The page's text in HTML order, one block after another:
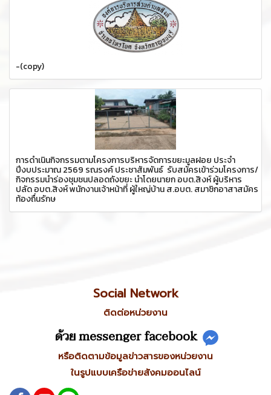
-(copy)
การดำเนินกิจกรรมตามโครงการบริหารจัดการขยะมูลฝอย ประจำ
ปีงบประมาณ 2569 รณรงค์ ประชาสัมพันธ์ รับสมัครเข้าร่วมโครงการ/
กิจกรรมนำร่องชุมชนปลอดถังขยะ นำโดยนายก อบต.สิงห์ ผู้บริหาร
ปลัด อบต.สิงห์ พนักงานเจ้าหน้าที่ ผู้ใหญ่บ้าน ส.อบต. สมาชิกอาสาสมัคร
ท้องถื่นรักษ
Social Network
ติดต่อหน่วยงาน
ด้วย messenger facebook
หรือติดตามข้อมูลข่าวสารของหน่วยงาน
ในรูปแบบเครือข่ายสังคมออนไลน์